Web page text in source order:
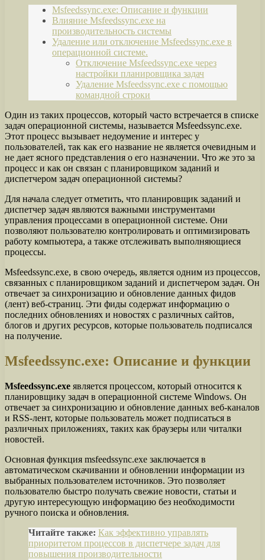
Msfeedssync.exe: Описание и функции
Влияние Msfeedssync.exe на
производительность системы
Удаление или отключение Msfeedssync.exe в
операционной системе.
Отключение Msfeedssync.exe через
настройки планировщика задач
Удаление Msfeedssync.exe с помощью
командной строки
Один из таких процессов, который часто встречается в списке
задач операционной системы, называется Msfeedssync.exe.
Этот процесс вызывает недоумение и интерес у
пользователей, так как его название не является очевидным и
не дает ясного представления о его назначении. Что же это за
процесс и как он связан с планировщиком заданий и
диспетчером задач операционной системы?
Для начала следует отметить, что планировщик заданий и
диспетчер задач являются важными инструментами
управления процессами в операционной системе. Они
позволяют пользователю контролировать и оптимизировать
работу компьютера, а также отслеживать выполняющиеся
процессы.
Msfeedssync.exe, в свою очередь, является одним из процессов,
связанных с планировщиком заданий и диспетчером задач. Он
отвечает за синхронизацию и обновление данных фидов
(лент) веб-страниц. Эти фиды содержат информацию о
последних обновлениях и новостях с различных сайтов,
блогов и других ресурсов, которые пользователь подписался
на получение.
Msfeedssync.exe: Описание и функции
Msfeedssync.exe является процессом, который относится к
планировщику задач в операционной системе Windows. Он
отвечает за синхронизацию и обновление данных веб-каналов
и RSS-лент, которые пользователь может подписаться в
различных приложениях, таких как браузеры или читалки
новостей.
Основная функция msfeedssync.exe заключается в
автоматическом скачивании и обновлении информации из
выбранных пользователем источников. Это позволяет
пользователю быстро получать свежие новости, статьи и
другую интересующую информацию без необходимости
ручного поиска и обновления.
Читайте также: Как эффективно управлять
приоритетом процессов в диспетчере задач для
повышения производительности